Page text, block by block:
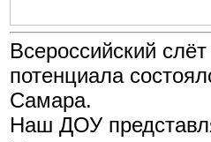
Всероссийский
потенциала
Самара.
Наш ДОУ